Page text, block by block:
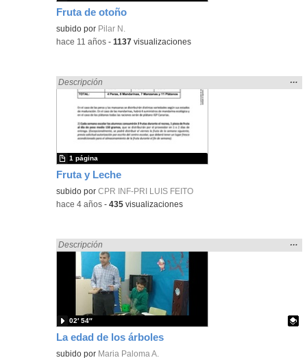
Fruta de otoño
subido por Pilar N.
-hace 11 años -1137 visualizaciones
Fruta y Leche
Encontrado «fruto» en:
Descripción
la
…
subido porCPR INF-PRI LUIS FEITO
1 página
-hace 4 años -435 visualizaciones
La edad de los árboles
Encontrado «fruto» en:
Descripción
la
…
Contenido educativo.
subido por Maria Paloma A.
02′ 54″